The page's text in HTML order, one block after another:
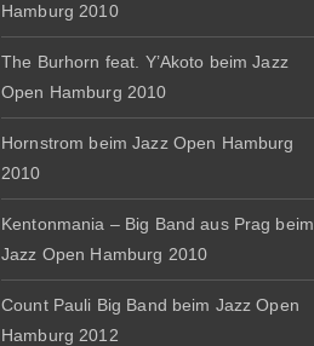
Hamburg 2010
The Burhorn feat. Y’Akoto beim Jazz
Open Hamburg 2010
Hornstrom beim Jazz Open Hamburg
2010
Kentonmania – Big Band aus Prag beim
Jazz Open Hamburg 2010
Count Pauli Big Band beim Jazz Open
Hamburg 2012